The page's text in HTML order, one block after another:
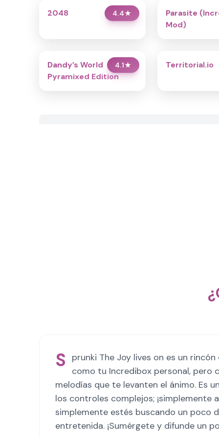
4.4★
2048
Parasite
Mod)
4.1★
Dandy’s World
Pyramixed Edition
Territorial.io
S
prunki The Joy lives on es un
como tu Incredibox personal, pero
melodías que te levanten el ánimo. Es
los controles complejos; ¡simplemente
simplemente estés buscando un poco
entretenida. ¡Sumérgete y difunde un